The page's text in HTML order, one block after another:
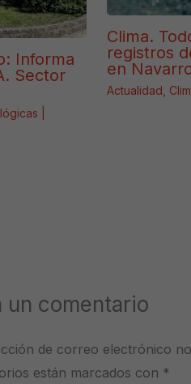
Informa
Sector
Clima.
registros
en
Actualidad
un comentario
de correo electrónico
están marcados con *